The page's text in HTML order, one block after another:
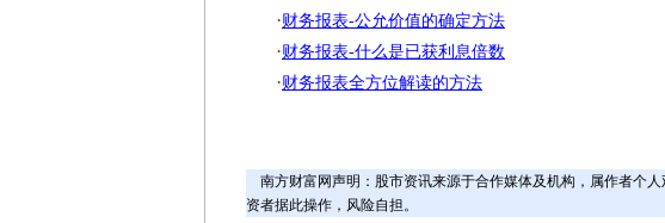
·财务报表-公允价值的确定方法
·财务报表-什么是已获利息倍数
·财务报表全方位解读的方法
南方财富网声明：股市资讯来源于合作媒体及机构，属作者个
资者据此操作，风险自担。